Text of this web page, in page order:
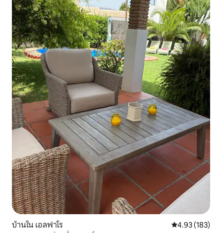
บ้านใน เอลฟาโร คะแนนเฉลี่ย
4.93 (183)